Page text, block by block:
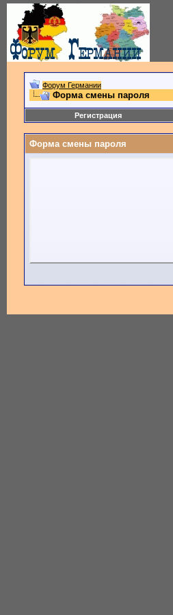
Форум Германии
Форма смены пароля
Регистрация
Форма смены пароля